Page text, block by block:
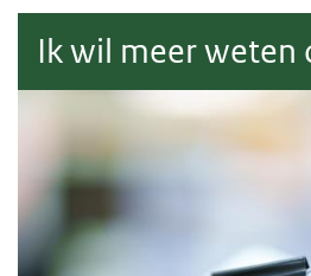
Ik wil meer weten